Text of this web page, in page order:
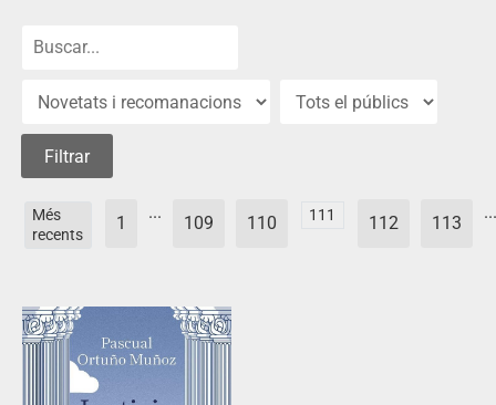
Més
recents
1
...
109 110 111 112 113
...